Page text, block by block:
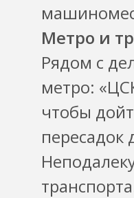
Метро и
Рядом с
метро:
чтобы
пересадок